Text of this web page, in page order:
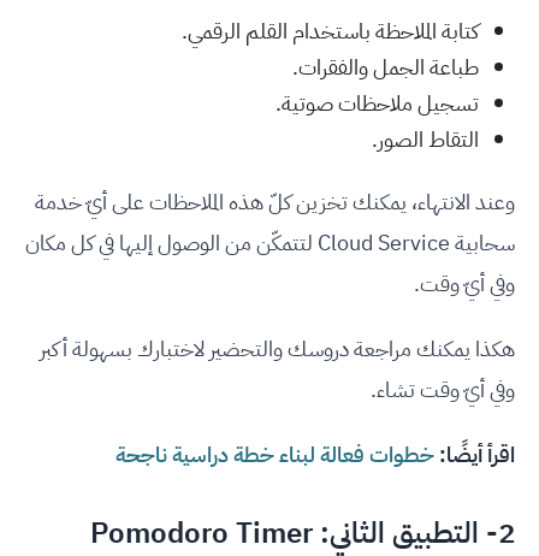
كتابة الملاحظة باستخدام القلم الرقمي.
طباعة الجمل والفقرات.
تسجيل ملاحظات صوتية.
التقاط الصور.
وعند الانتهاء، يمكنك تخزين كلّ هذه الملاحظات على أيّ خدمة
سحابية Cloud Service لتتمكّن من الوصول إليها في كل مكان
وفي أيّ وقت.
هكذا يمكنك مراجعة دروسك والتحضير لاختبارك بسهولة أكبر
وفي أيّ وقت تشاء.
اقرأ أيضًا:خطوات فعالة لبناء خطة دراسية ناجحة
2- التطبيق الثاني: Pomodoro Timer